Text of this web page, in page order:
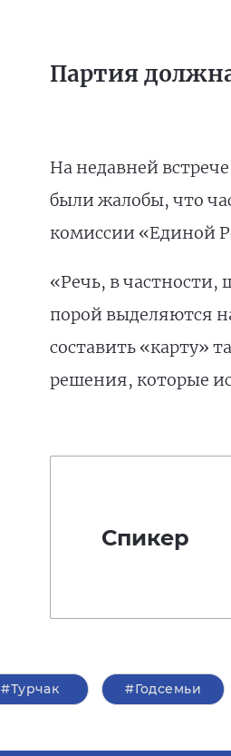
Партия
На недавней
были жалобы, что
комиссии «Единой
«Речь, в
порой выделяются
составить «карту»
решения, которые
Спикер
#Турчак #Годсемьи